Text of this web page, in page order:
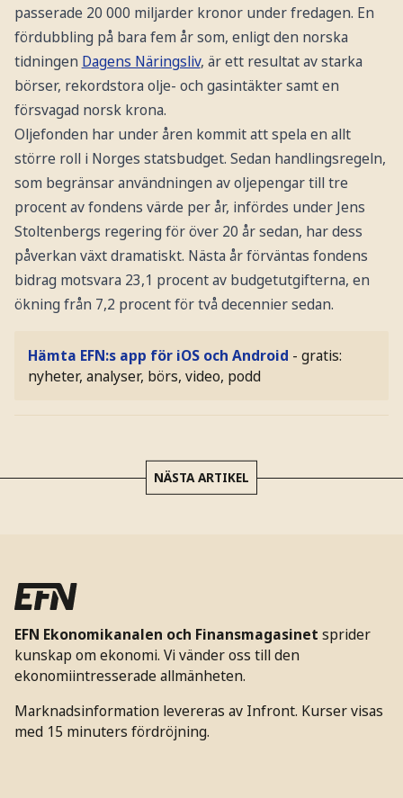
passerade 20 000 miljarder kronor under fredagen. En
fördubbling på bara fem år som, enligt den norska
tidningen Dagens Näringsliv, är ett resultat av starka
börser, rekordstora olje- och gasintäkter samt en
försvagad norsk krona.
Oljefonden har under åren kommit att spela en allt
större roll i Norges statsbudget. Sedan handlingsregeln,
som begränsar användningen av oljepengar till tre
procent av fondens värde per år, infördes under Jens
Stoltenbergs regering för över 20 år sedan, har dess
påverkan växt dramatiskt. Nästa år förväntas fondens
bidrag motsvara 23,1 procent av budgetutgifterna, en
ökning från 7,2 procent för två decennier sedan.
Hämta EFN:s app för iOS och Android - gratis:
nyheter, analyser, börs, video, podd
NÄSTA ARTIKEL
EFN Ekonomikanalen och Finansmagasinet sprider
kunskap om ekonomi. Vi vänder oss till den
ekonomiintresserade allmänheten.
Marknadsinformation levereras av Infront. Kurser visas
med 15 minuters fördröjning.